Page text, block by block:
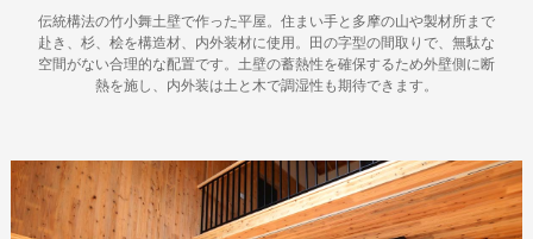
伝統構法の竹小舞土壁で作った平屋。住まい手と多摩の山や製材所まで
赴き、杉、桧を構造材、内外装材に使用。田の字型の間取りで、無駄な
空間がない合理的な配置です。土壁の蓄熱性を確保するため外壁側に断
熱を施し、内外装は土と木で調湿性も期待できます。